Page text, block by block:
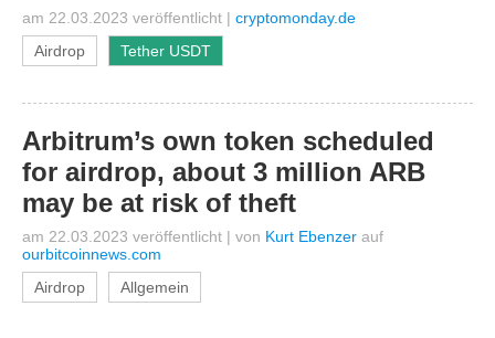
am 22.03.2023 veröffentlicht | cryptomonday.de
Airdrop
Tether USDT
Arbitrum’s own token scheduled
for airdrop, about 3 million ARB
may be at risk of theft
am 22.03.2023 veröffentlicht | von Kurt Ebenzer auf
ourbitcoinnews.com
Airdrop
Allgemein